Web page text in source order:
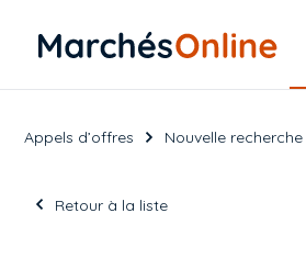
Appels d’offres Nouvelle recherche
Retour à la liste